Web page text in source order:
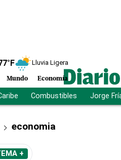
°F Lluvia Ligera
Mundo Economía
Combustibles Jorge
economia
+